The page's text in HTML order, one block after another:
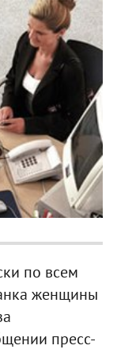
по всем
женщины
пресс-